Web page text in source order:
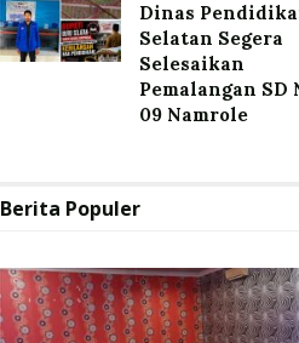
Dinas
Selatan Segera
Selesaikan
Pemalangan SD
09 Namrole
Berita Populer